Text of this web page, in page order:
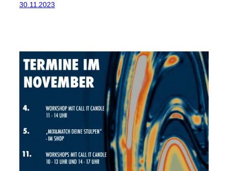
30.11.2023